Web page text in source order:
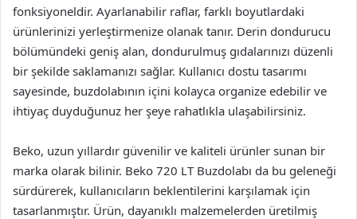
fonksiyoneldir. Ayarlanabilir raflar, farklı boyutlardaki
ürünlerinizi yerleştirmenize olanak tanır. Derin dondurucu
bölümündeki geniş alan, dondurulmuş gıdalarınızı düzenli
bir şekilde saklamanızı sağlar. Kullanıcı dostu tasarımı
sayesinde, buzdolabının içini kolayca organize edebilir ve
ihtiyaç duyduğunuz her şeye rahatlıkla ulaşabilirsiniz.
Beko, uzun yıllardır güvenilir ve kaliteli ürünler sunan bir
marka olarak bilinir. Beko 720 LT Buzdolabı da bu geleneği
sürdürerek, kullanıcıların beklentilerini karşılamak için
tasarlanmıştır. Ürün, dayanıklı malzemelerden üretilmiş